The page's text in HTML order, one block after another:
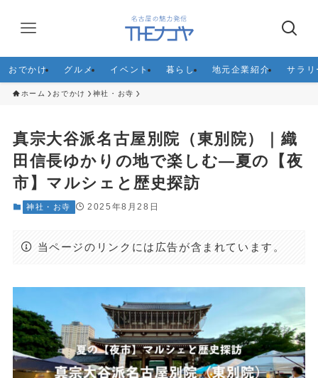
おでかけ グルメ イベント 暮らし 地元企業紹介 サラリ
ホーム おでかけ 神社・お寺
真宗大谷派名古屋別院（東別院）｜織
田信長ゆかりの地で楽しむ—夏の【夜
市】マルシェと歴史探訪
神社・お寺 2025年8月28日
当ページのリンクには広告が含まれています。